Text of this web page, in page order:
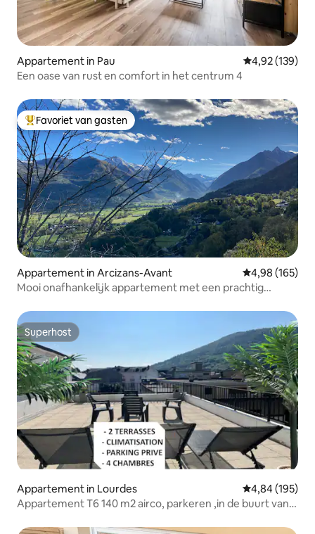
Appartement in Pau Gemiddelde
4,92 (139)
Een oase van rust en comfort in het centrum 4
Topfavoriet van gasten
Favoriet van gasten
Appartement in Arcizans-Avant Gemiddelde
4,98 (165)
Mooi onafhankelijk appartement met een prachtig
Superhost
Superhost
Appartement in Lourdes Gemiddelde
4,84 (195)
Appartement T6 140 m2 airco, parkeren ,in de buurt van